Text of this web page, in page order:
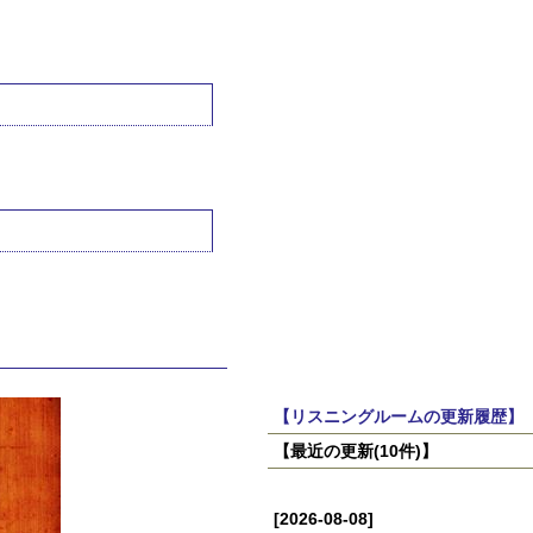
【リスニングルームの更新履歴】
【最近の更新(10件)】
[2026-08-08]